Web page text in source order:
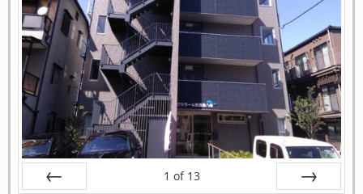
1 of 13